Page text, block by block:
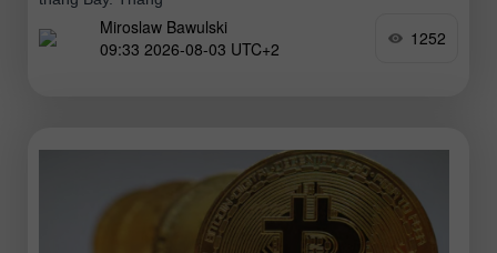
Miroslaw Bawulski
09:33 2026-08-03 UTC+2
1252